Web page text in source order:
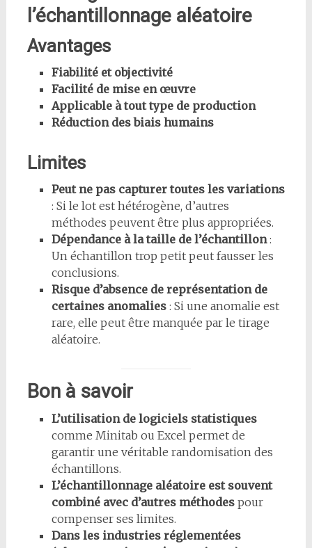
l’échantillonnage aléatoire
Avantages
Fiabilité et objectivité
Facilité de mise en œuvre
Applicable à tout type de production
Réduction des biais humains
Limites
Peut ne pas capturer toutes les variations
: Si le lot est hétérogène, d’autres
méthodes peuvent être plus appropriées.
Dépendance à la taille de l’échantillon:
Un échantillon trop petit peut fausser les
conclusions.
Risque d’absence de représentation de
certaines anomalies: Si une anomalie est
rare, elle peut être manquée par le tirage
aléatoire.
Bon à savoir
L’utilisation de logiciels statistiques
comme Minitab ou Excel permet de
garantir une véritable randomisation des
échantillons.
L’échantillonnage aléatoire est souvent
combiné avec d’autres méthodespour
compenser ses limites.
Dans les industries réglementées